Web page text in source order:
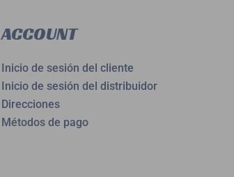
ACCOUNT
Inicio de sesión del cliente
Inicio de sesión del distribuidor
Direcciones
Métodos de pago